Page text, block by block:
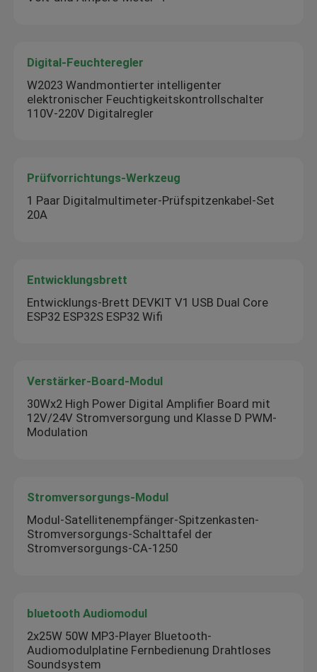
Digital-Feuchteregler
W2023 Wandmontierter intelligenter
elektronischer Feuchtigkeitskontrollschalter
110V-220V Digitalregler
Prüfvorrichtungs-Werkzeug
1 Paar Digitalmultimeter-Prüfspitzenkabel-Set
20A
Entwicklungsbrett
Entwicklungs-Brett DEVKIT V1 USB Dual Core
ESP32 ESP32S ESP32 Wifi
Verstärker-Board-Modul
30Wx2 High Power Digital Amplifier Board mit
12V/24V Stromversorgung und Klasse D PWM-
Modulation
Stromversorgungs-Modul
Modul-Satellitenempfänger-Spitzenkasten-
Stromversorgungs-Schalttafel der
Stromversorgungs-CA-1250
bluetooth Audiomodul
2x25W 50W MP3-Player Bluetooth-
Audiomodulplatine Fernbedienung Drahtloses
Soundsystem